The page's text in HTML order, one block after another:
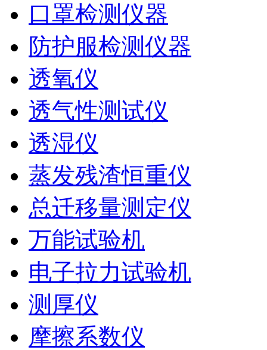
口罩检测仪器
防护服检测仪器
透氧仪
透气性测试仪
透湿仪
蒸发残渣恒重仪
总迁移量测定仪
万能试验机
电子拉力试验机
测厚仪
摩擦系数仪